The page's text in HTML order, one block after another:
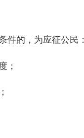
的，为应征公民：
；